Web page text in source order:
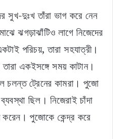
সুখ-দুঃখ তাঁরা ভাগ করে নেন
ঝগড়াঝাঁটিও লাগে নিজেদের
পরিচয়, তারা সহযাত্রী।
একইসঙ্গে সময় কাটান।
চলন্ত ট্রেনের কামরা। পুজো
ছিল। নিজেরাই চাঁদা
পুজোকে কেন্দ্র করে